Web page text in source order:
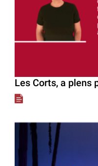
Les Corts, a plens